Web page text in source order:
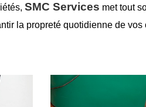
SMC Services met tout
la propreté quotidienne de vos